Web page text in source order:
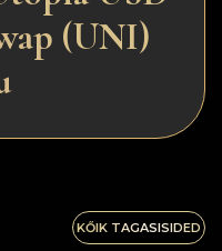
(UNI)
KŐIK TAGASISIDED